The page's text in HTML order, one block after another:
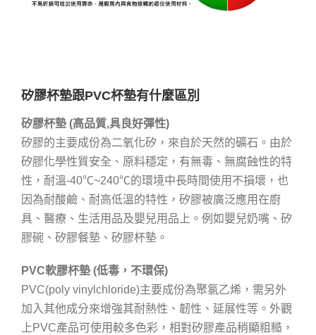
矽膠杯墊跟PVC杯墊有什麼區別
矽膠杯墊 (高品質,具良好彈性)
矽膠的主要成份為二氧化矽，來自於天然的礦石。由於
矽膠化學性質安全、原料穩定，有無毒、無腐蝕性的特
性，耐溫-40℃~240℃的環境中長時間使用不損壞，也
因為耐酸鹼、耐高低溫的特性，矽膠被廣泛應用在廚
具、醫療、生活用品及嬰兒用品上。例如嬰兒奶嘴、矽
膠碗、矽膠餐墊、矽膠杯墊。
PVC軟膠杯墊 (低毒，不環保)
PVC(poly vinylchloride)主要成份為聚氯乙烯，需另外
加入其他成分來增強其耐熱性、韌性、延展性等。外觀
上PVC產品可使用較多色彩，相對矽膠產品稍顯粗糙，